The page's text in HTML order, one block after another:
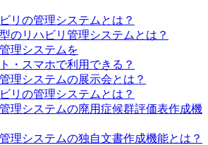
リの管理システムとは？
のリハビリ管理システムとは？
理システムを
・スマホで利用できる？
理システムの展示会とは？
リの管理システムとは？
理システムの廃用症候群評価表作成機
理システムの独自文書作成機能とは？